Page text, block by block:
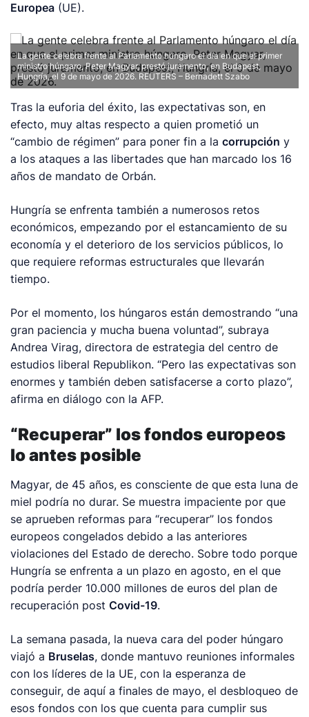
Europea (UE).
La gente celebra frente al Parlamento húngaro el día en que el primer
ministro húngaro, Peter Magyar, prestó juramento, en Budapest,
Hungría, el 9 de mayo de 2026. REUTERS – Bernadett Szabo
Tras la euforia del éxito, las expectativas son, en
efecto, muy altas respecto a quien prometió un
“cambio de régimen” para poner fin a lacorrupción y
a los ataques a las libertades que han marcado los 16
años de mandato de Orbán.
Hungría se enfrenta también a numerosos retos
económicos, empezando por el estancamiento de su
economía y el deterioro de los servicios públicos, lo
que requiere reformas estructurales que llevarán
tiempo.
Por el momento, los húngaros están demostrando “una
gran paciencia y mucha buena voluntad”, subraya
Andrea Virag, directora de estrategia del centro de
estudios liberal Republikon. “Pero las expectativas son
enormes y también deben satisfacerse a corto plazo”,
afirma en diálogo con la AFP.
“Recuperar” los fondos europeos
lo antes posible
Magyar, de 45 años, es consciente de que esta luna de
miel podría no durar. Se muestra impaciente por que
se aprueben reformas para “recuperar” los fondos
europeos congelados debido a las anteriores
violaciones del Estado de derecho. Sobre todo porque
Hungría se enfrenta a un plazo en agosto, en el que
podría perder 10.000 millones de euros del plan de
recuperación postCovid-19.
La semana pasada, la nueva cara del poder húngaro
viajó a Bruselas, donde mantuvo reuniones informales
con los líderes de la UE, con la esperanza de
conseguir, de aquí a finales de mayo, el desbloqueo de
esos fondos con los que cuenta para cumplir sus